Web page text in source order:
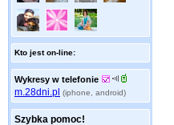
Kto jest on-line:
Wykresy w telefonie
m.28dni.pl (iphone, android)
Szybka pomoc!